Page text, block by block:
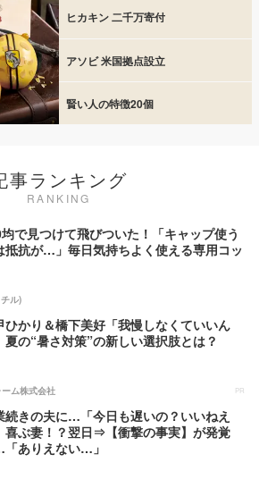
ヒカキン 二千万寄付
アソビ 米国拠点設立
賢い人の特徴20個
事ランキング
RANKING
で見つけて飛びついた！「キャップ使う
抵抗が…」毎日気持ちよく使える専用コッ
ル)
ひかり＆橋下美好「我慢しなくていいん
夏の“暑さ対策”の新しい選択肢とは？
ム株式会社 PR
続きの夫に…「今日も遅いの？いいねえ
喜ぶ妻！？翌日⇒【衝撃の事実】が発覚
ありえない…」